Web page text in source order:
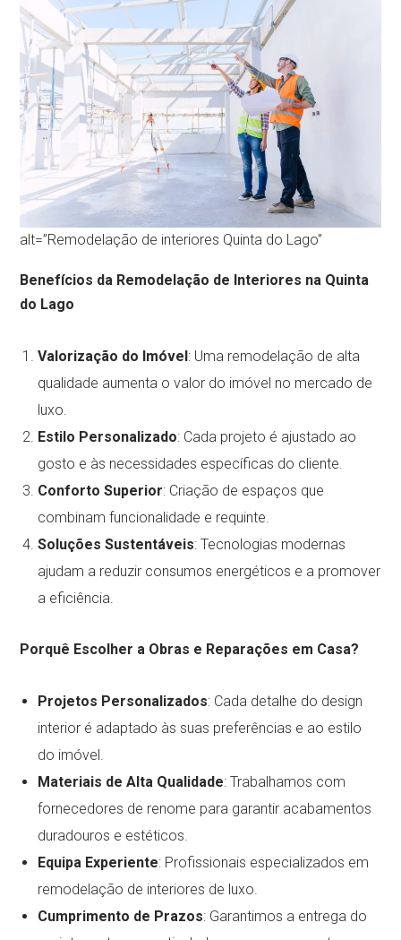
alt=”Remodelação de interiores Quinta do Lago”
Benefícios da Remodelação de Interiores na Quinta
do Lago
Valorização do Imóvel: Uma remodelação de alta
qualidade aumenta o valor do imóvel no mercado de
luxo.
Estilo Personalizado: Cada projeto é ajustado ao
gosto e às necessidades específicas do cliente.
Conforto Superior: Criação de espaços que
combinam funcionalidade e requinte.
Soluções Sustentáveis: Tecnologias modernas
ajudam a reduzir consumos energéticos e a promover
a eficiência.
Porquê Escolher a Obras e Reparações em Casa?
Projetos Personalizados: Cada detalhe do design
interior é adaptado às suas preferências e ao estilo
do imóvel.
Materiais de Alta Qualidade: Trabalhamos com
fornecedores de renome para garantir acabamentos
duradouros e estéticos.
Equipa Experiente: Profissionais especializados em
remodelação de interiores de luxo.
Cumprimento de Prazos: Garantimos a entrega do